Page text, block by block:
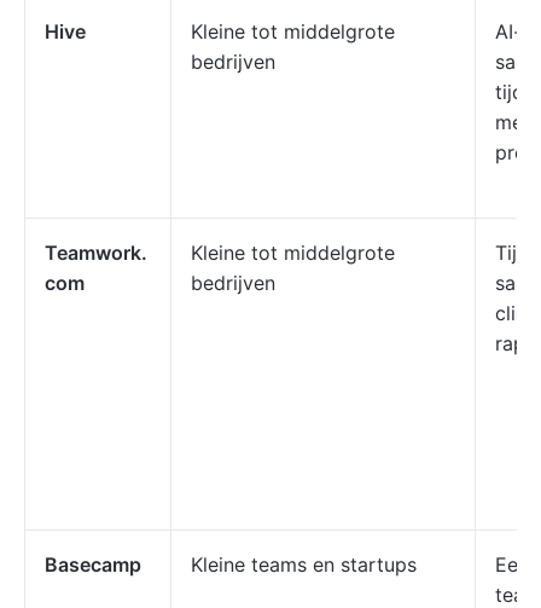
Hive
Kleine tot middelgrote
bedrijven
AI-
Teamwork.
com
Kleine tot middelgrote
bedrijven
Basecamp Kleine teams en startups